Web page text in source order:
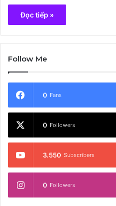
Đọc tiếp »
Follow Me
0 Fans
0 Followers
3.550 Subscribers
0 Followers